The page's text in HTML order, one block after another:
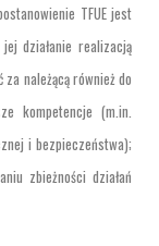
TFUE jest
działanie realizacją
należącą również do
kompetencje (m.in.
i bezpieczeństwa);
zbieżności działań